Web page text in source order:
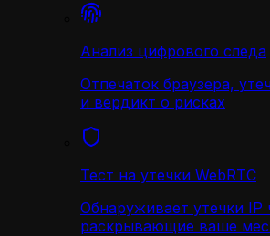
Анализ цифрового следа
Отпечаток браузера,
и вердикт о рисках
Тест на утечки WebRTC
Обнаруживает утечки IP
раскрывающие ваше